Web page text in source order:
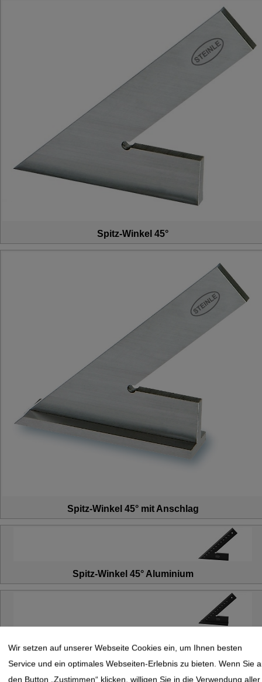
Spitz-Winkel 45°
Spitz-Winkel 45° mit Anschlag
Spitz-Winkel 45° Aluminium
Wir setzen auf unserer Webseite Cookies ein, um Ihnen besten
Service und ein optimales Webseiten-Erlebnis zu bieten. Wenn Sie
den Button „Zustimmen“ klicken, willigen Sie in die Verwendung aller